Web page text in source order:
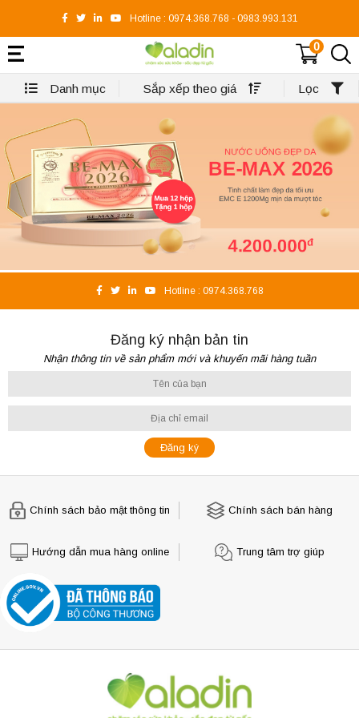
Hotline : 0974.368.768 - 0983.993.131
0
Danh mục Sắp xếp theo giá Lọc
Hotline : 0974.368.768
Đăng ký nhận bản tin
Nhận thông tin về sản phẩm mới và khuyến mãi hàng tuần
Chính sách bảo mật thông tin Chính sách bán hàng
Hướng dẫn mua hàng online Trung tâm trợ giúp